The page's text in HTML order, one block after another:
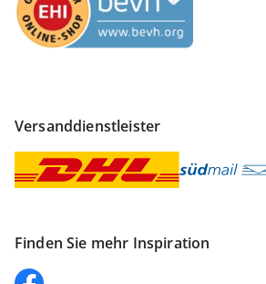
Versanddienstleister
Finden Sie mehr Inspiration